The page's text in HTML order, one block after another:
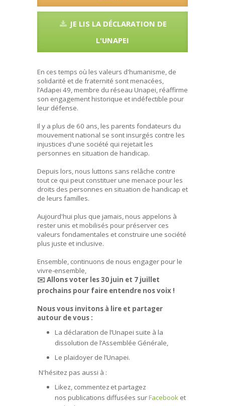
JE LIS LA DÉCLARATION DE
L'UNAPEI
En ces temps où les valeurs d'humanisme, de
solidarité et de fraternité sont menacées,
l’Adapei 49, membre du réseau Unapei, réaffirme
son engagement historique et indéfectible pour
leur défense. ️
Il y a plus de 60 ans, les parents fondateurs du
mouvement national se sont insurgés contre les
injustices d'une société qui rejetait les
personnes en situation de handicap.
Depuis lors, nous luttons sans relâche contre
tout ce qui peut constituer une menace pour les
droits des personnes en situation de handicap et
de leurs familles.
Aujourd'hui plus que jamais, nous appelons à
rester unis et mobilisés pour préserver ces
valeurs fondamentales et construire une société
plus juste et inclusive.
Ensemble, continuons de nous engager pour le
vivre-ensemble,
✉️ Allons voter les 30 juin et 7 juillet
prochains pour faire entendre nos voix !
Nous vous invitons à lire et partager
autour de vous :
La déclaration de l’Unapei suite à la
dissolution de l’Assemblée Générale,
Le plaidoyer de l’Unapei.
N'hésitez pas aussi à :
Likez, commentez et partagez
nos publications diffusées surFacebook et